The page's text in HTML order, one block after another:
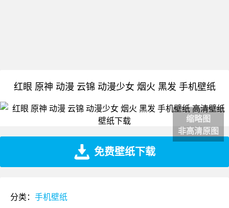
红眼 原神 动漫 云锦 动漫少女 烟火 黑发 手机壁纸
缩略图
非高清原图
免费壁纸下载
分类： 手机壁纸